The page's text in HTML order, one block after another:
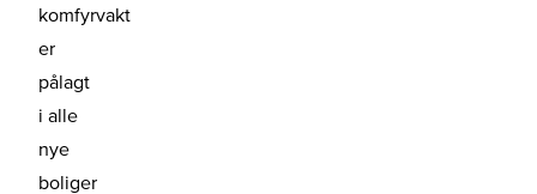
komfyrvakt
er
pålagt
i alle
nye
boliger